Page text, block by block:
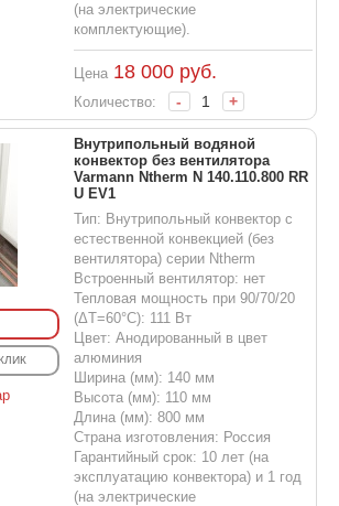
(на электрические
комплектующие).
Цена 18 000руб.
Количество: - +
Внутрипольный водяной
конвектор без вентилятора
Varmann Ntherm N 140.110.800 RR
U EV1
Тип: Внутрипольный конвектор с
естественной конвекцией (без
вентилятора) серии Ntherm
Встроенный вентилятор: нет
Тепловая мощность при 90/70/20
(ΔT=60°C): 111 Вт
Цвет: Анодированный в цвет
алюминия
Ширина (мм): 140 мм
Высота (мм): 110 мм
Длина (мм): 800 мм
Страна изготовления: Россия
Гарантийный срок: 10 лет (на
эксплуатацию конвектора) и 1 год
(на электрические